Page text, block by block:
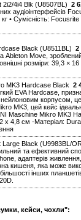
4i4 Blk (U8507BL) 2
аудіоінтерфейсів
• Сумісність:
Black (U8511BL) 2
Ableton Move,
розміри: 39,3 ×
MK3 Hardcase Black 2
EVA Hardcase,
корпусом,
MK3, цей кейс
Maschine Mikro MK3
4,8 см -Матеріал:
Large Black (U9983BL/
та ефективний
адаптерів
кишеня, яка може
інших
кейси, чохли":